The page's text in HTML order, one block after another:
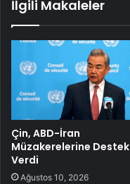
İlgili Makaleler
Çin, ABD-İran
Müzakerelerine Destek
Verdi
Ağustos 10, 2026